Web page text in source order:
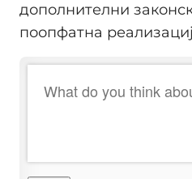
дополнителни
поопфатна